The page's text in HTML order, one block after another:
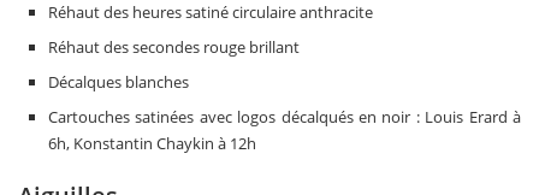
Réhaut des heures satiné circulaire anthracite
Réhaut des secondes rouge brillant
Décalques blanches
Cartouches satinées avec logos décalqués en noir : Louis Erard à
6h, Konstantin Chaykin à 12h